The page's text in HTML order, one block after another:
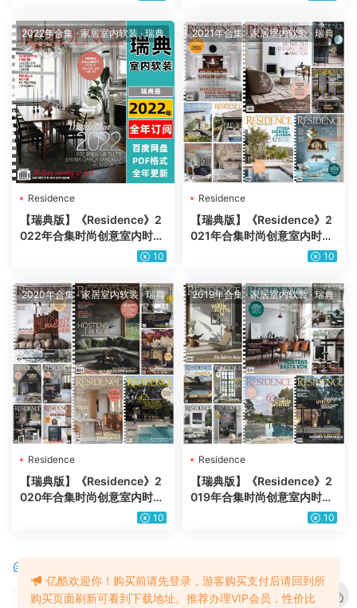
2022年合集·家居室内软装·瑞典
Residence
【瑞典版】《Residence》2
022年合集时尚创意室内时尚
软装配搭设计杂志PDF（年订
10
2021年合集·家居室内软装·瑞典
Residence
【瑞典版】《Residence》2
021年合集时尚创意室内时尚
软装配搭设计杂志PDF（1010
2020年合集·家居室内软装 ·瑞典
Residence
【瑞典版】《Residence》2
020年合集时尚创意室内时尚
软装配搭设计杂志PDF（1010
2019年合集·家居室内软装·瑞典
Residence
【瑞典版】《Residence》2
019年合集时尚创意室内时尚
软装配搭设计杂志PDF（1010
亿酷欢迎你！购买前请先登录，游客购买支付后请回到所
购买页面刷新可看到下载地址。推荐办理VIP会员，性价比